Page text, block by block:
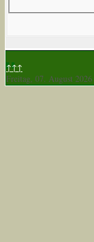
↑↑↑
Freitag, 07. August 2026